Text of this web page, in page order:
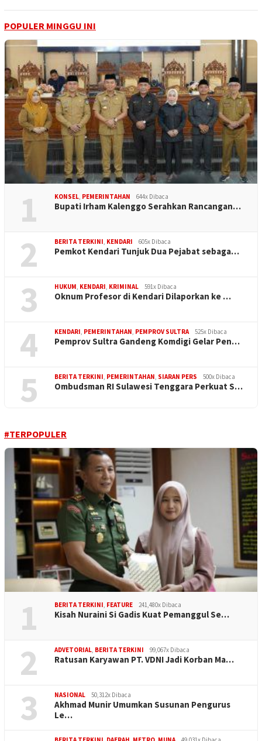
POPULER MINGGU INI
1 KONSEL PEMERINTAHAN 644x Dibaca
Bupati Irham Kalenggo Serahkan Rancangan…
2 BERITA TERKINI KENDARI 605x Dibaca
Pemkot Kendari Tunjuk Dua Pejabat sebaga…
3 HUKUM KENDARI KRIMINAL 591x Dibaca
Oknum Profesor di Kendari Dilaporkan ke …
4 KENDARI PEMERINTAHAN PEMPROV SULTRA 525x Dibaca
Pemprov Sultra Gandeng Komdigi Gelar Pen…
5 BERITA TERKINI PEMERINTAHAN SIARAN PERS 500x Dibaca
Ombudsman RI Sulawesi Tenggara Perkuat S…
#TERPOPULER
1 BERITA TERKINI FEATURE 241,480x Dibaca
Kisah Nuraini Si Gadis Kuat Pemanggul Se…
2 ADVETORIAL BERITA TERKINI 99,067x Dibaca
Ratusan Karyawan PT. VDNI Jadi Korban Ma…
3 NASIONAL 50,312x Dibaca
Akhmad Munir Umumkan Susunan Pengurus
Le…